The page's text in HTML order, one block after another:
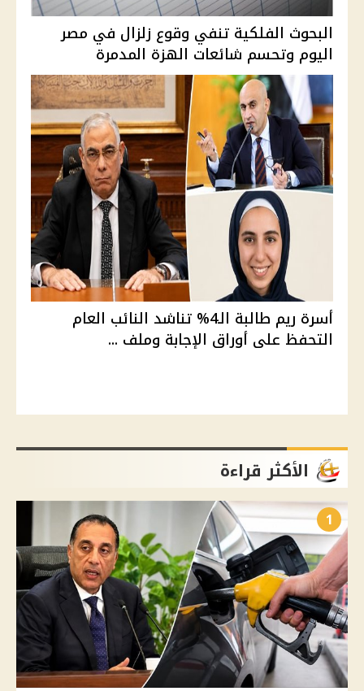
البحوث الفلكية تنفي وقوع زلزال في مصر
اليوم وتحسم شائعات الهزة المدمرة
أسرة ريم طالبة الـ4% تناشد النائب العام
التحفظ على أوراق الإجابة وملف ...
الأكثر قراءة
1